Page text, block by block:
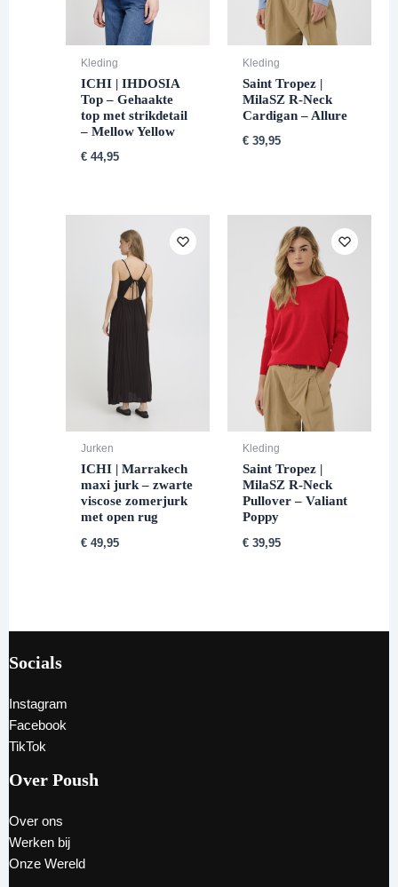
Kleding
ICHI | IHDOSIA
Top – Gehaakte
top met strikdetail
– Mellow Yellow
€ 44,95
Kleding
Saint Tropez |
MilaSZ R-Neck
Cardigan – Allure
€ 39,95
Jurken
ICHI | Marrakech
maxi jurk – zwarte
viscose zomerjurk
met open rug
€ 49,95
Kleding
Saint Tropez |
MilaSZ R-Neck
Pullover – Valiant
Poppy
€ 39,95
Socials
Instagram
Facebook
TikTok
Over Poush
Over ons
Werken bij
Onze Wereld